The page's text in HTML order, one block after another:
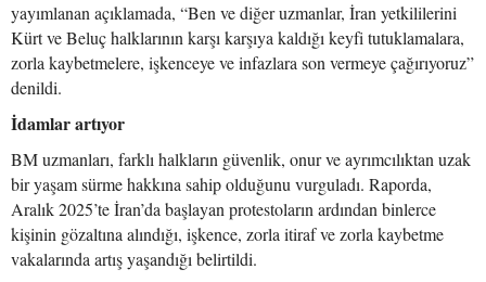
yayımlanan açıklamada, “Ben ve diğer uzmanlar, İran yetkililerini
Kürt ve Beluç halklarının karşı karşıya kaldığı keyfi tutuklamalara,
zorla kaybetmelere, işkenceye ve infazlara son vermeye çağırıyoruz”
denildi.
İdamlar artıyor
BM uzmanları, farklı halkların güvenlik, onur ve ayrımcılıktan uzak
bir yaşam sürme hakkına sahip olduğunu vurguladı. Raporda,
Aralık 2025’te İran’da başlayan protestoların ardından binlerce
kişinin gözaltına alındığı, işkence, zorla itiraf ve zorla kaybetme
vakalarında artış yaşandığı belirtildi.